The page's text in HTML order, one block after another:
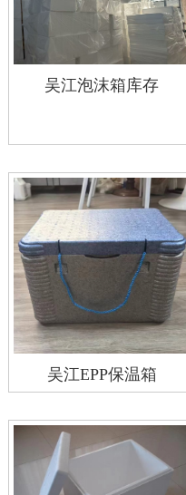
吴江泡沫箱库存
吴江EPP保温箱